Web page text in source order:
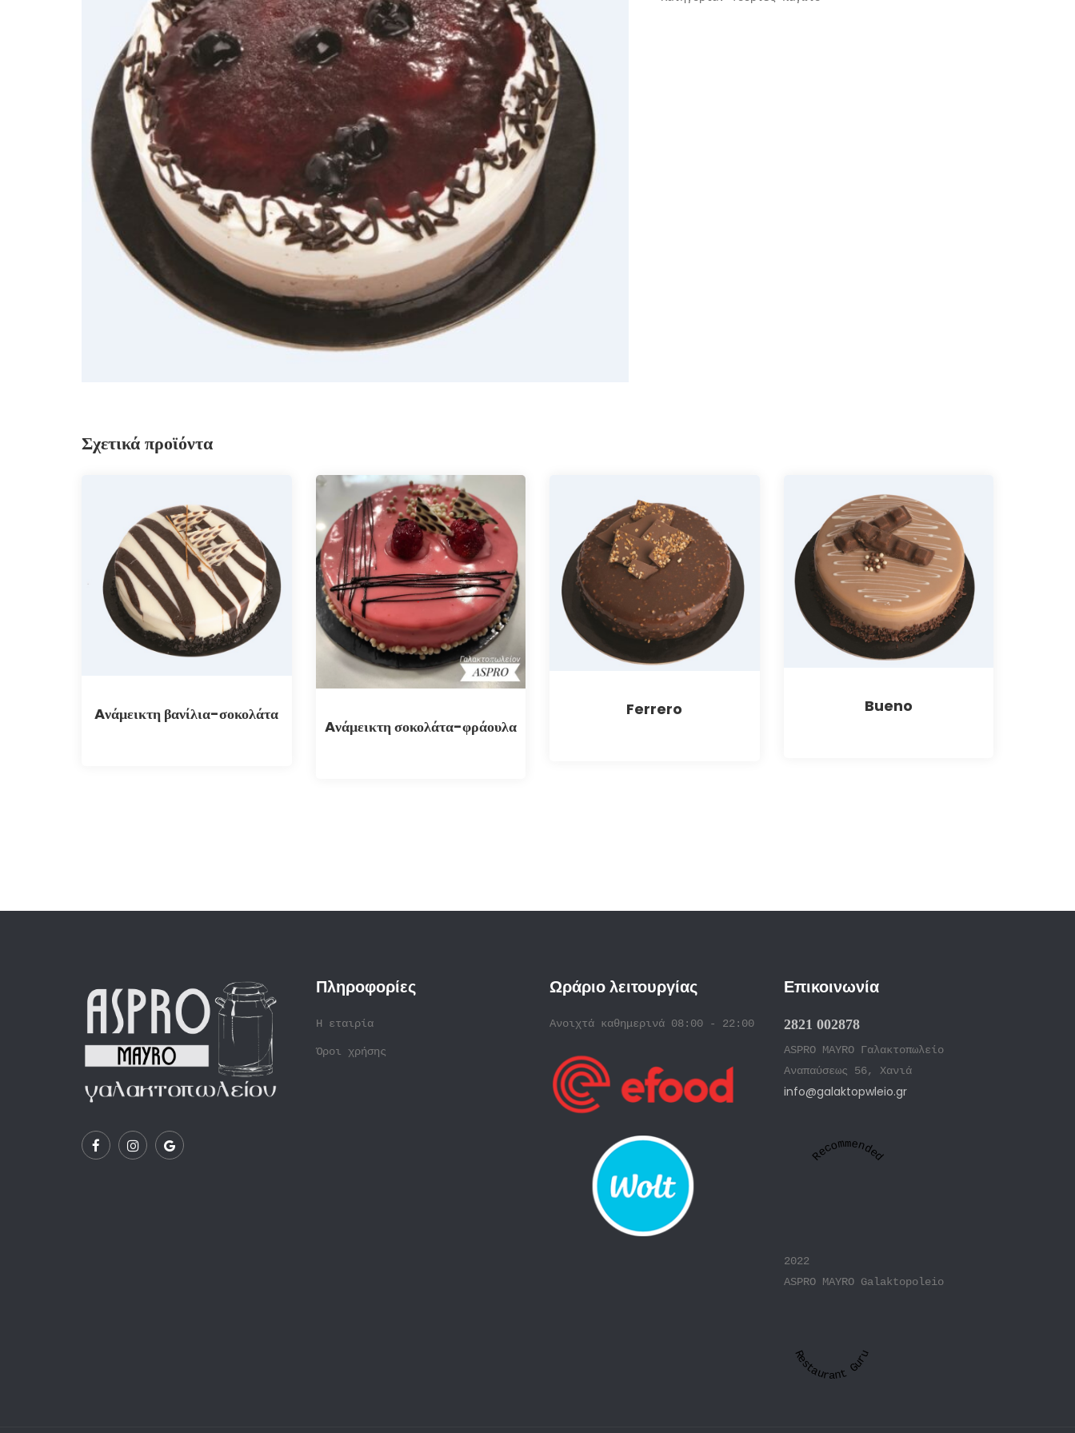
Σχετικά προϊόντα
Aνάμεικτη βανίλια-σοκολάτα
Aνάμεικτη σοκολάτα-φράουλα
Ferrero Bueno
Πληροφορίες
Η εταιρία
Όροι χρήσης
Ωράριο λειτουργίας
Ανοιχτά καθημερινά 08:00 - 22:00
Επικοινωνία
2821 002878
ASPRO MAYRO Γαλακτοπωλείο
Αναπαύσεως 56, Χανιά
info@galaktopwleio.gr
Recommended
2022
ASPRO MAYRO Galaktopoleio
Restaurant Guru